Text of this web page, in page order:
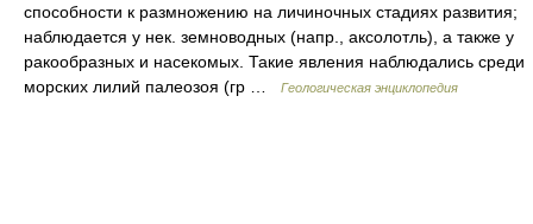
способности к размножению на личиночных стадиях развития;
наблюдается у нек. земноводных (напр., аксолотль), а также у
ракообразных и насекомых. Такие явления наблюдались среди
морских лилий палеозоя (гр …
Геологическая энциклопедия